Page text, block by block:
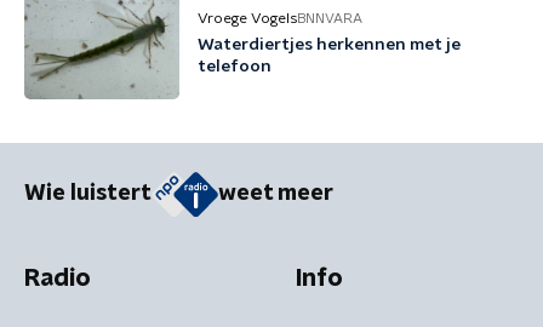
Vroege VogelsBNNVARA
Waterdiertjes herkennen met je
telefoon
Wie luistert weet meer
Radio Info